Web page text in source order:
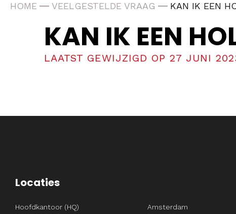
HOME VEELGESTELDE VRAAG KAN IK EEN
KAN IK EEN
LAATST GEWIJZIGD OP 27 JUNI
Locaties
Hoofdkantoor (HQ)
Amsterdam